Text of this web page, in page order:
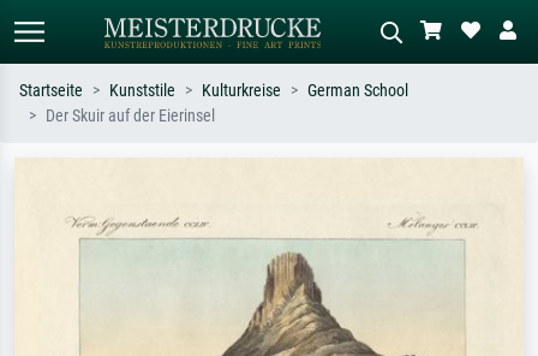
Sternennacht, Impressionismus, Welle
Ölgemälde, Stehender Akt neben einem
Baum.
Startseite Kunststile Kulturkreise
German School
Der Skuir auf der Eierinsel